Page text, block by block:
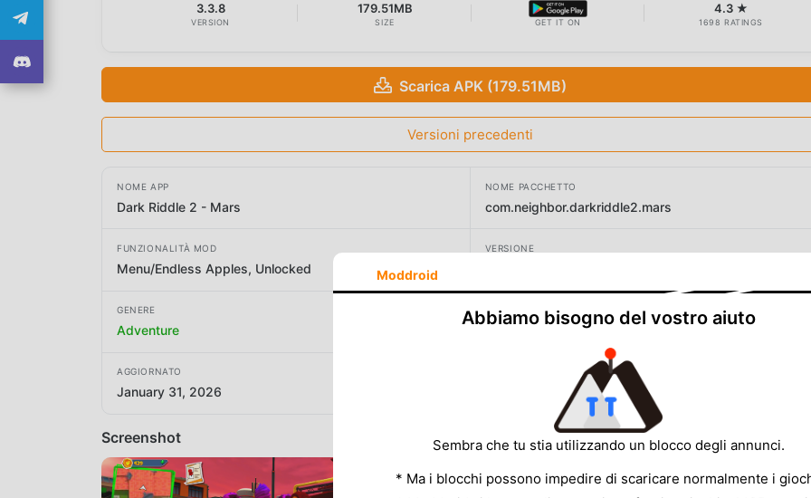
3.3.8
VERSION
179.51MB
SIZE GET IT ON
4.3 ★
1698 RATINGS
Scarica APK (179.51MB)
Versioni precedenti
NOME APP
Dark Riddle 2 - Mars
NOME PACCHETTO
com.neighbor.darkriddle2.mars
FUNZIONALITÀ MOD
Menu/Endless Apples, Unlocked
VERSIONE
GENERE
Adventure
SVILUPPATORE
PAGA GAMES
AGGIORNATO
January 31, 2026
Screenshot
Moddroid
Abbiamo bisogno del vostro aiuto
Sembra che tu stia utilizzando un blocco degli annunci.
* Ma i blocchi possono impedire di scaricare normalmente i